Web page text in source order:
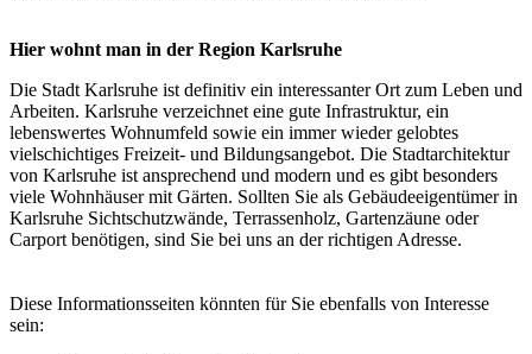
Hier wohnt man in der Region Karlsruhe
Die Stadt Karlsruhe ist definitiv ein interessanter Ort zum Leben und
Arbeiten. Karlsruhe verzeichnet eine gute Infrastruktur, ein
lebenswertes Wohnumfeld sowie ein immer wieder gelobtes
vielschichtiges Freizeit- und Bildungsangebot. Die Stadtarchitektur
von Karlsruhe ist ansprechend und modern und es gibt besonders
viele Wohnhäuser mit Gärten. Sollten Sie als Gebäudeeigentümer in
Karlsruhe Sichtschutzwände, Terrassenholz, Gartenzäune oder
Carport benötigen, sind Sie bei uns an der richtigen Adresse.
Diese Informationsseiten könnten für Sie ebenfalls von Interesse
sein: